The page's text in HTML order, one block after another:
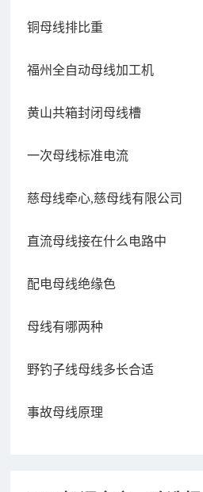
铜母线排比重
福州全自动母线加工机
黄山共箱封闭母线槽
一次母线标准电流
慈母线牵心,慈母线有限公司
直流母线接在什么电路中
配电母线绝缘色
母线有哪两种
野钓子线母线多长合适
事故母线原理